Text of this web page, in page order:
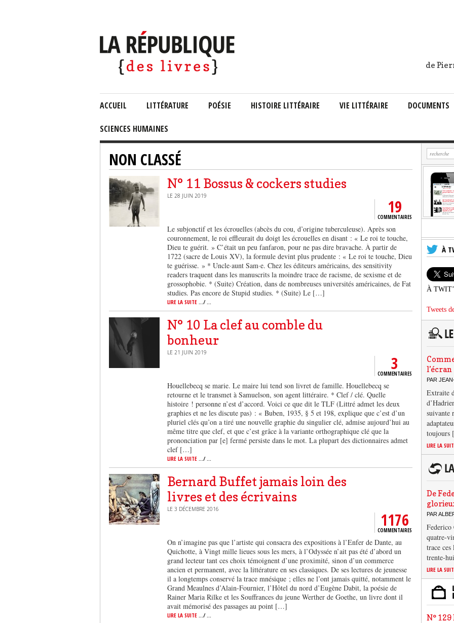
de
ACCUEIL LITTÉRATURE POÉSIE HISTOIRE LITTÉRAIRE VIE LITTÉRAIRE DOCUMENTS
SCIENCES HUMAINES
NON CLASSÉ
N° 11 Bossus & cockers studies
LE 28 JUIN 2019
19
COMMENTAIRES
Le subjonctif et les écrouelles (abcès du cou, d’origine tuberculeuse). Après son
couronnement, le roi effleurait du doigt les écrouelles en disant : « Le roi te touche,
Dieu te guérit. » C’était un peu fanfaron, pour ne pas dire bravache. À partir de
1722 (sacre de Louis XV), la formule devint plus prudente : « Le roi te touche, Dieu
te guérisse. » * Uncle·aunt Sam·e. Chez les éditeurs américains, des sensitivity
readers traquent dans les manuscrits la moindre trace de racisme, de sexisme et de
grossophobie. * (Suite) Création, dans de nombreuses universités américaines, de Fat
studies. Pas encore de Stupid studies. * (Suite) Le […]
LIRE LA SUITE .../ ...
N° 10 La clef au comble du
bonheur
LE 21 JUIN 2019
3
COMMENTAIRES
Houellebecq se marie. Le maire lui tend son livret de famille. Houellebecq se
retourne et le transmet à Samuelson, son agent littéraire. * Clef / clé. Quelle
histoire ! personne n’est d’accord. Voici ce que dit le TLF (Littré admet les deux
graphies et ne les discute pas) : « Buben, 1935, § 5 et 198, explique que c’est d’un
pluriel clés qu’on a tiré une nouvelle graphie du singulier clé, admise aujourd’hui au
même titre que clef, et que c’est grâce à la variante orthographique clé que la
prononciation par [e] fermé persiste dans le mot. La plupart des dictionnaires admet
clef […]
LIRE LA SUITE .../ ...
Bernard Buffet jamais loin des
livres et des écrivains
LE 3 DÉCEMBRE 2016
1176
COMMENTAIRES
On n’imagine pas que l’artiste qui consacra des expositions à l’Enfer de Dante, au
Quichotte, à Vingt mille lieues sous les mers, à l’Odyssée n’ait pas été d’abord un
grand lecteur tant ces choix témoignent d’une proximité, sinon d’un commerce
ancien et permanent, avec la littérature en ses classiques. De ses lectures de jeunesse
il a longtemps conservé la trace mnésique ; elles ne l’ont jamais quitté, notamment le
Grand Meaulnes d’Alain-Fournier, l’Hôtel du nord d’Eugène Dabit, la poésie de
Rainer Maria Rilke et les Souffrances du jeune Werther de Goethe, un livre dont il
avait mémorisé des passages au point […]
LIRE LA SUITE .../ ...
À
À
Tweets
l’écran
PAR
Extraite
suivante
LIRE LA
De
PAR
quatre-
trace
trente-
LIRE LA
N°